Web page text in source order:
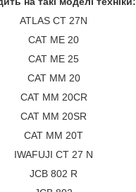
ATLAS CT 27N
CAT ME 20
CAT ME 25
CAT MM 20
CAT MM 20CR
CAT MM 20SR
CAT MM 20T
IWAFUJI CT 27 N
JCB 802 R